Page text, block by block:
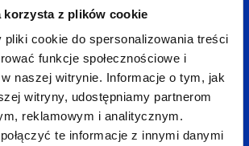
korzysta z plików cookie
cookie do spersonalizowania treści
funkcje społecznościowe i
naszej witrynie. Informacje o tym, jak
witryny, udostępniamy partnerom
reklamowym i analitycznym.
te informacje z innymi danymi
dotychczasowe kampanie